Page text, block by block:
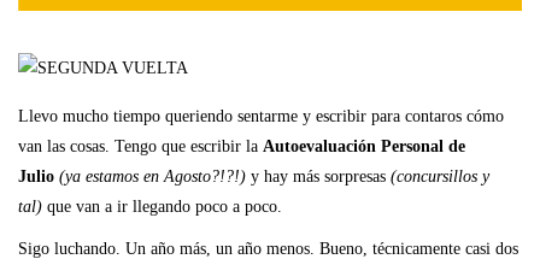
Llevo mucho tiempo queriendo sentarme y escribir para contaros cómo
van las cosas. Tengo que escribir la Autoevaluación Personal de
Julio (ya estamos en Agosto?!?!) y hay más sorpresas (concursillos y
tal) que van a ir llegando poco a poco.
Sigo luchando. Un año más, un año menos. Bueno, técnicamente casi dos